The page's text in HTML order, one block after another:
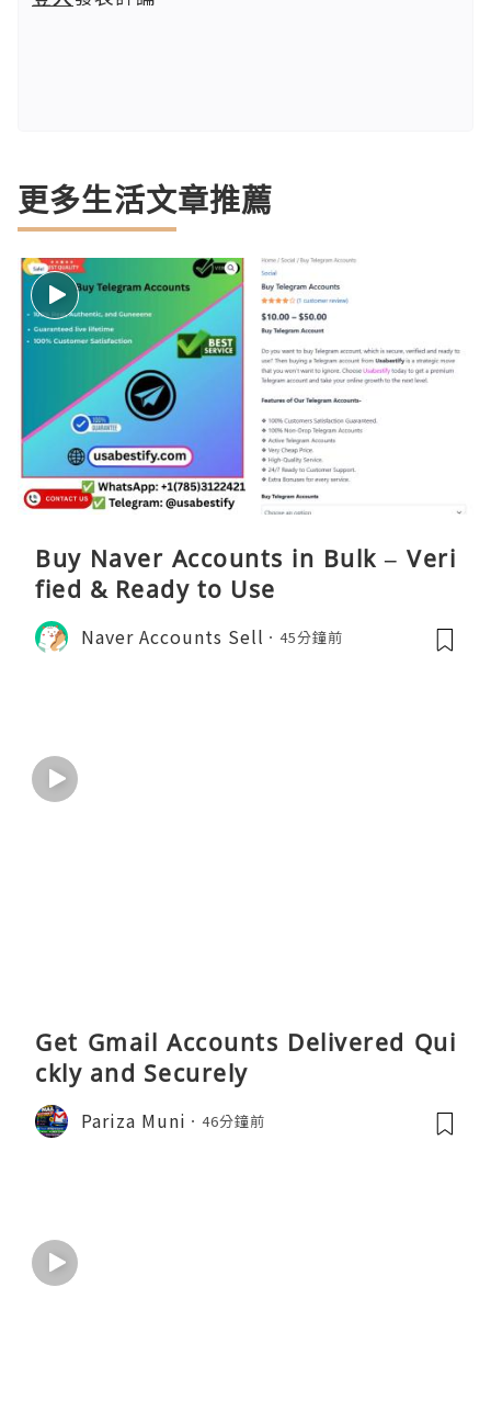
更多生活文章推薦
Buy Naver Accounts in Bulk – Veri
fied & Ready to Use
Naver Accounts Sell 45分鐘前
Get Gmail Accounts Delivered Qui
ckly and Securely
Pariza Muni 46分鐘前